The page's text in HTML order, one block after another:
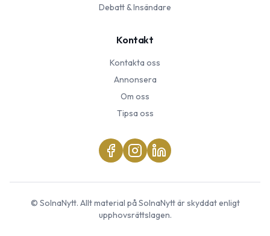
Debatt & Insändare
Kontakt
Kontakta oss
Annonsera
Om oss
Tipsa oss
© SolnaNytt. Allt material påSolnaNyttär skyddat enligt
upphovsrättslagen.